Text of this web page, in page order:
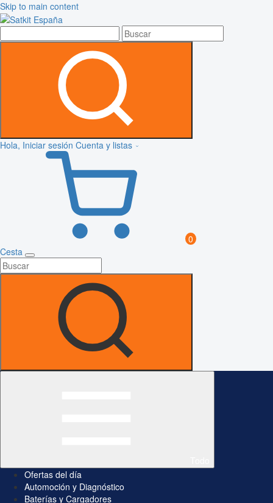
Skip to main content
Hola, Iniciar sesión Cuenta y listas
0
Cesta
Ofertas del día
Automoción y Diagnóstico
Baterías y Cargadores